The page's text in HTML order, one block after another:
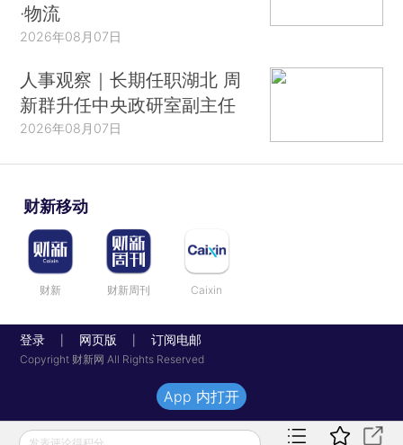
·物流
2026年08月07日
人事观察｜长期任职湖北 周
新群升任中央政研室副主任
2026年08月07日
财新移动
财新 财新周刊 Caixin
登录 网页版 订阅电邮
Copyright 财新网 All Rights Reserved
发表评论得积分
App 内打开